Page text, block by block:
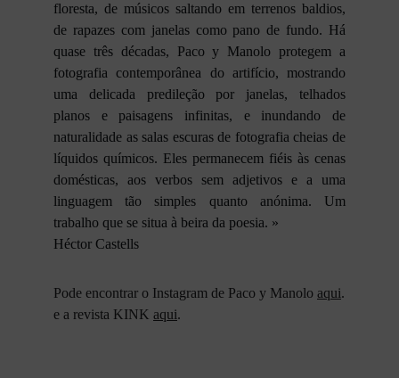
floresta, de músicos saltando em terrenos baldios,
de rapazes com janelas como pano de fundo. Há
quase três décadas, Paco y Manolo protegem a
fotografia contemporânea do artifício, mostrando
uma delicada predileção por janelas, telhados
planos e paisagens infinitas, e inundando de
naturalidade as salas escuras de fotografia cheias de
líquidos químicos. Eles permanecem fiéis às cenas
domésticas, aos verbos sem adjetivos e a uma
linguagem tão simples quanto anónima. Um
trabalho que se situa à beira da poesia. »
Héctor Castells
Pode encontrar o Instagram de Paco y Manolo aqui.
e a revista KINK aqui.